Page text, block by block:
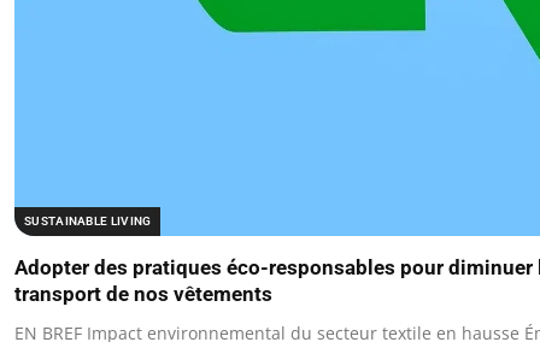
SUSTAINABLE LIVING
Adopter des pratiques éco-responsables pour diminuer
transport de nos vêtements
EN BREF Impact environnemental du secteur textile en hausse